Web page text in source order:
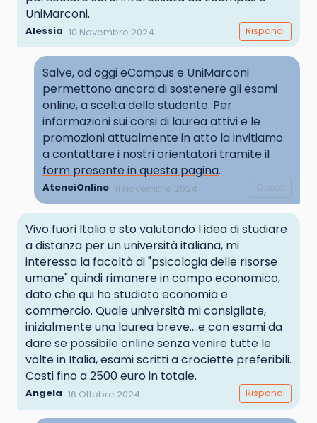
psicologo del lavoro
informazioni.
UniMarconi.
Alessia 10 Novembre 2024 Rispondi
Salve, ad oggi eCampus e UniMarconi
permettono ancora di sostenere gli esami
online, a scelta dello studente. Per
informazioni sui corsi di laurea attivi e le
promozioni attualmente in atto la invitiamo
a contattare i nostri orientatori tramite il
form presente in questa pagina.
AteneiOnline 11 Novembre 2024 Quote
Vivo fuori Italia e sto valutando l idea di studiare
a distanza per un università italiana, mi
interessa la facoltà di "psicologia delle risorse
umane" quindi rimanere in campo economico,
dato che qui ho studiato economia e
commercio. Quale università mi consigliate,
inizialmente una laurea breve....e con esami da
dare se possibile online senza venire tutte le
volte in Italia, esami scritti a crociette preferibili.
Costi fino a 2500 euro in totale.
Angela 16 Ottobre 2024 Rispondi